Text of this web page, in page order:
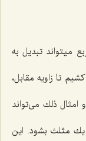
میتواند تبدیل به
تا زاویه مقابل،
ذلك مى‌تواند
مثلث بشود. این